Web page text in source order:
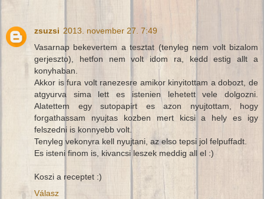
zsuzsi 2013. november 27. 7:49
Vasarnap bekevertem a tesztat (tenyleg nem volt bizalom
gerjeszto), hetfon nem volt idom ra, kedd estig allt a
konyhaban.
Akkor is fura volt ranezesre amikor kinyitottam a dobozt, de
atgyurva sima lett es istenien lehetett vele dolgozni.
Alatettem egy sutopapirt es azon nyujtottam, hogy
forgathassam nyujtas kozben mert kicsi a hely es igy
felszedni is konnyebb volt.
Tenyleg vekonyra kell nyujtani, az elso tepsi jol felpuffadt.
Es isteni finom is, kivancsi leszek meddig all el :)
Koszi a receptet :)
Válasz